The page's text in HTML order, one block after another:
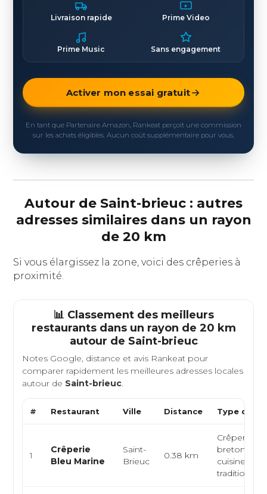
Livraison rapide Prime Video
Prime Music Sans engagement
Activer mon essai gratuit
En tant que Partenaire Amazon, Rankeat perçoit une commission
sur les achats éligibles. Aucun coût supplémentaire pour vous.
Autour de Saint-brieuc : autres
adresses similaires dans un rayon
de 20 km
Si vous élargissez la zone, voici des crêperies à
proximité.
📊 Classement des meilleurs
restaurants dans un rayon de 20 km
autour de Saint-brieuc
Notes Google, distance et avis Rankeat pour
comparer rapidement les meilleures adresses locales
autour de Saint-brieuc.
# Restaurant Ville Distance Type de
1
Crêperie
Bleu Marine
Saint-
Brieuc
0.38 km
Crêperie,
bretonne,
cuisine